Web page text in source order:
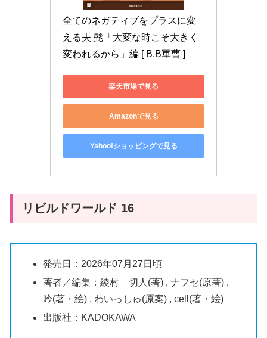
全てのネガティブをプラスに変
える夫 髭「大変な時こそ大きく
変われるから」編 [ B.B軍曹 ]
楽天市場で見る
Amazonで見る
Yahoo!ショッピングで見る
リビルドワールド 16
発売日：2026年07月27日頃
著者／編集：綾村 切人(著) , ナフセ(原著) ,
吟(著・絵) , わいっしゅ(原案) , cell(著・絵)
出版社：KADOKAWA